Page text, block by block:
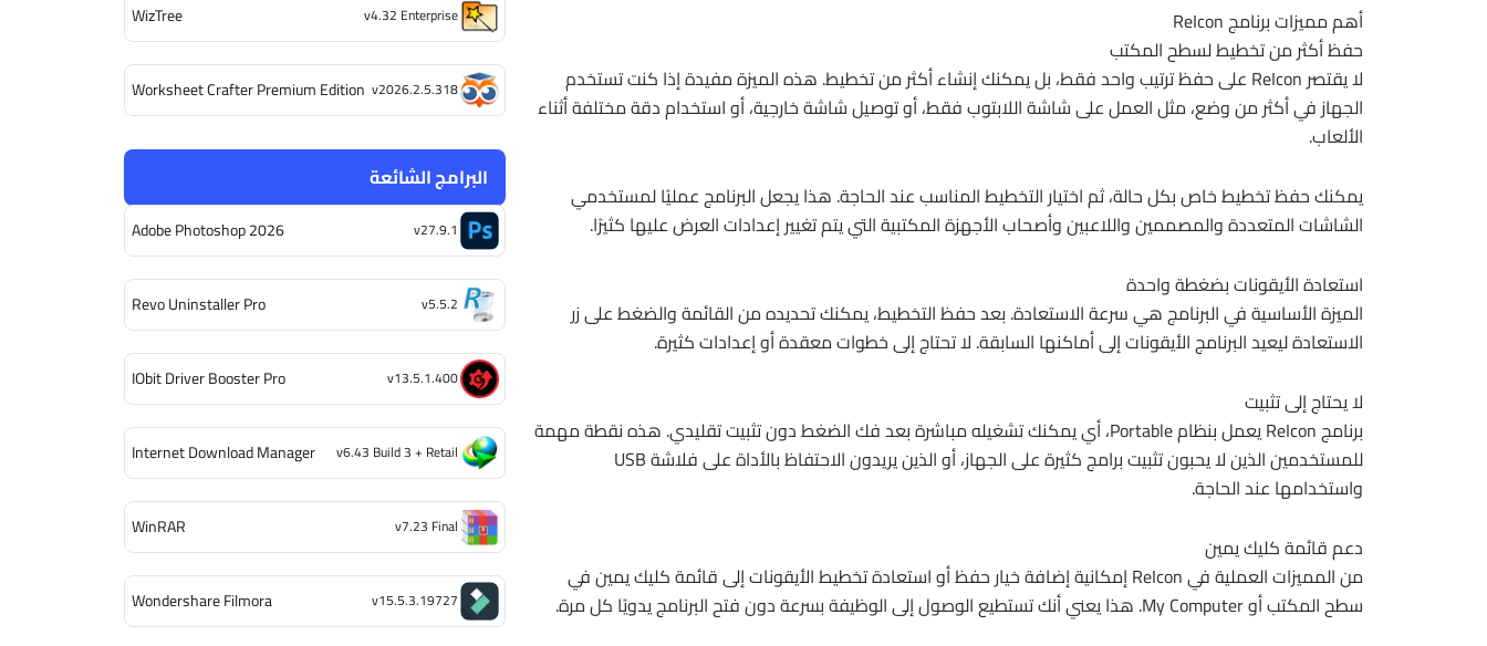
WizTree v4.32 Enterprise
Worksheet Crafter Premium Edition v2026.2.5.318
البرامج الشائعة
Adobe Photoshop 2026 v27.9.1
Revo Uninstaller Pro v5.5.2
IObit Driver Booster Pro v13.5.1.400
Internet Download Manager v6.43 Build 3 + Retail
WinRAR v7.23 Final
Wondershare Filmora v15.5.3.19727
أهم مميزات برنامج ReIcon
حفظ أكثر من تخطيط لسطح المكتب
لا يقتصر ReIcon على حفظ ترتيب واحد فقط، بل يمكنك إنشاء أكثر من تخطيط. هذه الميزة مفيدة إذا كنت تستخدم
الجهاز في أكثر من وضع، مثل العمل على شاشة اللابتوب فقط، أو توصيل شاشة خارجية، أو استخدام دقة مختلفة أثناء
الألعاب.
يمكنك حفظ تخطيط خاص بكل حالة، ثم اختيار التخطيط المناسب عند الحاجة. هذا يجعل البرنامج عمليًا لمستخدمي
الشاشات المتعددة والمصممين واللاعبين وأصحاب الأجهزة المكتبية التي يتم تغيير إعدادات العرض عليها كثيرًا.
استعادة الأيقونات بضغطة واحدة
الميزة الأساسية في البرنامج هي سرعة الاستعادة. بعد حفظ التخطيط، يمكنك تحديده من القائمة والضغط على زر
الاستعادة ليعيد البرنامج الأيقونات إلى أماكنها السابقة. لا تحتاج إلى خطوات معقدة أو إعدادات كثيرة.
لا يحتاج إلى تثبيت
برنامج ReIcon يعمل بنظام Portable، أي يمكنك تشغيله مباشرة بعد فك الضغط دون تثبيت تقليدي. هذه نقطة مهمة
للمستخدمين الذين لا يحبون تثبيت برامج كثيرة على الجهاز، أو الذين يريدون الاحتفاظ بالأداة على فلاشة USB
واستخدامها عند الحاجة.
دعم قائمة كليك يمين
من المميزات العملية في ReIcon إمكانية إضافة خيار حفظ أو استعادة تخطيط الأيقونات إلى قائمة كليك يمين في
سطح المكتب أو My Computer. هذا يعني أنك تستطيع الوصول إلى الوظيفة بسرعة دون فتح البرنامج يدويًا كل مرة.